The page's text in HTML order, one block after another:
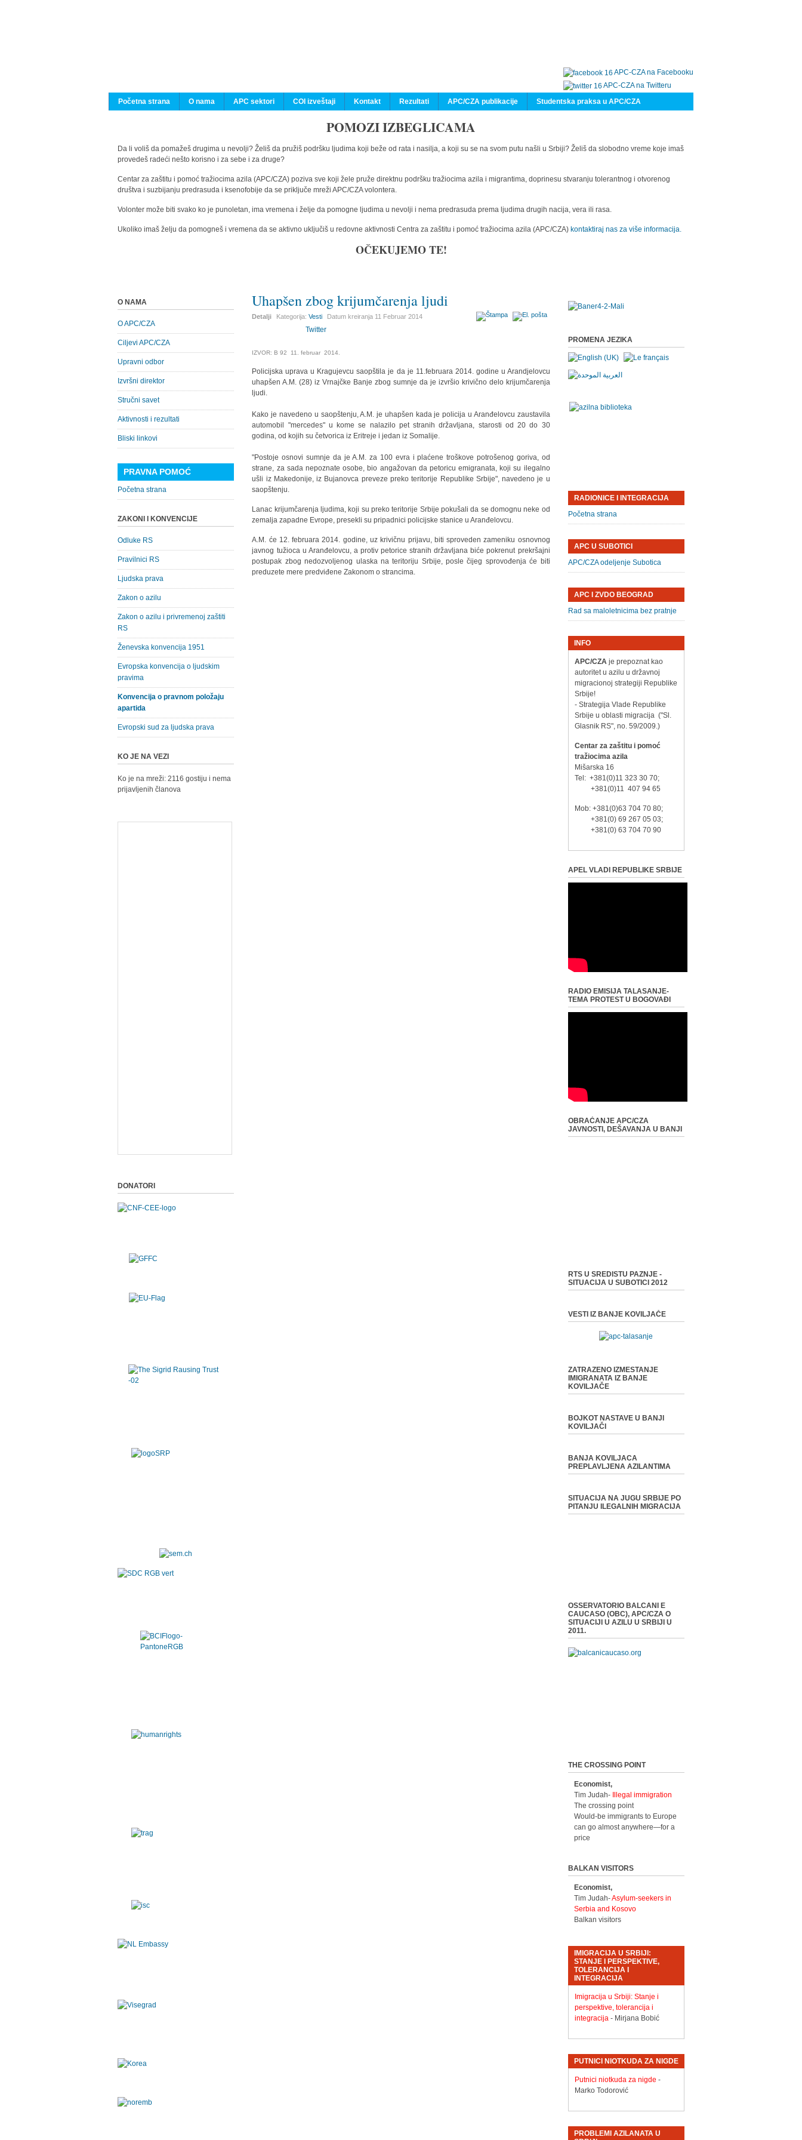
APC-CZA na Facebooku
APC-CZA na Twitteru
Početna strana
O nama APC sektori COI izveštaji Kontakt Rezultati APC/CZA publikacije Studentska praksa u APC/CZA
POMOZI IZBEGLICAMA
Da li voliš da pomažeš drugima u nevolji? Želiš da pružiš podršku ljudima koji beže od rata i nasilja, a koji su se na svom putu našli u Srbiji? Želiš da slobodno vreme koje imaš
provedeš radeći nešto korisno i za sebe i za druge?
Centar za zaštitu i pomoć tražiocima azila (APC/CZA) poziva sve koji žele pruže direktnu podršku tražiocima azila i migrantima, doprinesu stvaranju tolerantnog i otvorenog
društva i suzbijanju predrasuda i ksenofobije da se priključe mreži APC/CZA volontera.
Volonter može biti svako ko je punoletan, ima vremena i želje da pomogne ljudima u nevolji i nema predrasuda prema ljudima drugih nacija, vera ili rasa.
Ukoliko imaš želju da pomogneš i vremena da se aktivno uključiš u redovne aktivnosti Centra za zaštitu i pomoć tražiocima azila (APC/CZA) kontaktiraj nas za više informacija.
OČEKUJEMO TE!
Uhapšen zbog krijumčarenja ljudi
Detalji Kategorija:Vesti Datum kreiranja 11 Februar 2014
Twitter
IZVOR: B 92 11. februar 2014.
Policijska uprava u Kragujevcu saopštila je da je 11.februara 2014. godine u Arandjelovcu
uhapšen A.M. (28) iz Vrnajčke Banje zbog sumnje da je izvršio krivično delo krijumčarenja
ljudi.
Kako je navedeno u saopštenju, A.M. je uhapšen kada je policija u Aranđelovcu zaustavila
automobil "mercedes" u kome se nalazilo pet stranih državljana, starosti od 20 do 30
godina, od kojih su četvorica iz Eritreje i jedan iz Somalije.
"Postoje osnovi sumnje da je A.M. za 100 evra i plaćene troškove potrošenog goriva, od
strane, za sada nepoznate osobe, bio angažovan da petoricu emigranata, koji su ilegalno
ušli iz Makedonije, iz Bujanovca preveze preko teritorije Republike Srbije", navedeno je u
saopštenju.
Lanac krijumčarenja ljudima, koji su preko teritorije Srbije pokušali da se domognu neke od
zemalja zapadne Evrope, presekli su pripadnici policijske stanice u Aranđelovcu.
A.M. će 12. februara 2014. godine, uz krivičnu prijavu, biti sproveden zameniku osnovnog
javnog tužioca u Aranđelovcu, a protiv petorice stranih državljana biće pokrenut prekršajni
postupak zbog nedozvoljenog ulaska na teritoriju Srbije, posle čijeg sprovođenja će biti
preduzete mere predviđene Zakonom o strancima.
O NAMA
O APC/CZA
Ciljevi APC/CZA
Upravni odbor
Izvršni direktor
Stručni savet
Aktivnosti i rezultati
Bliski linkovi
PRAVNA POMOĆ
Početna strana
ZAKONI I KONVENCIJE
Odluke RS
Pravilnici RS
Ljudska prava
Zakon o azilu
Zakon o azilu i privremenoj zaštiti
RS
Ženevska konvencija 1951
Evropska konvencija o ljudskim
pravima
Konvencija o pravnom položaju
apartida
Evropski sud za ljudska prava
KO JE NA VEZI
Ko je na mreži: 2116 gostiju i nema
prijavljenih članova
DONATORI
PROMENA JEZIKA
RADIONICE I INTEGRACIJA
Početna strana
APC U SUBOTICI
APC/CZA odeljenje Subotica
APC I ZVDO BEOGRAD
Rad sa maloletnicima bez pratnje
INFO
APC/CZAje prepoznat kao
autoritet u azilu u državnoj
migracionoj strategiji Republike
Srbije!
- Strategija Vlade Republike
Srbije u oblasti migracija ("Sl.
Glasnik RS", no. 59/2009.)
Centar za zaštitu i pomoć
tražiocima azila
Mišarska 16
Tel: +381(0)11 323 30 70;
+381(0)11 407 94 65
Mob: +381(0)63 704 70 80;
+381(0) 69 267 05 03;
+381(0) 63 704 70 90
APEL VLADI REPUBLIKE SRBIJE
RADIO EMISIJA TALASANJE-
TEMA PROTEST U BOGOVAĐI
OBRAĆANJE APC/CZA
JAVNOSTI, DEŠAVANJA U BANJI
RTS U SREDISTU PAZNJE -
SITUACIJA U SUBOTICI 2012
VESTI IZ BANJE KOVILJAČE
ZATRAZENO IZMESTANJE
IMIGRANATA IZ BANJE
KOVILJAČE
BOJKOT NASTAVE U BANJI
KOVILJAČI
BANJA KOVILJACA
PREPLAVLJENA AZILANTIMA
SITUACIJA NA JUGU SRBIJE PO
PITANJU ILEGALNIH MIGRACIJA
OSSERVATORIO BALCANI E
CAUCASO (OBC), APC/CZA O
SITUACIJI U AZILU U SRBIJI U
2011.
THE CROSSING POINT
Economist,
Tim Judah-
Illegal immigration
The crossing point
Would-be immigrants to Europe
can go almost anywhere—for a
price
BALKAN VISITORS
Economist,
Tim Judah-Asylum-seekers in
Serbia and Kosovo
Balkan visitors
IMIGRACIJA U SRBIJI:
STANJE I PERSPEKTIVE,
TOLERANCIJA I
INTEGRACIJA
Imigracija u Srbiji: Stanje i
perspektive, tolerancija i
integracija- Mirjana Bobić
PUTNICI NIOTKUDA ZA NIGDE
Putnici niotkuda za nigde -
Marko Todorović
PROBLEMI AZILANATA U